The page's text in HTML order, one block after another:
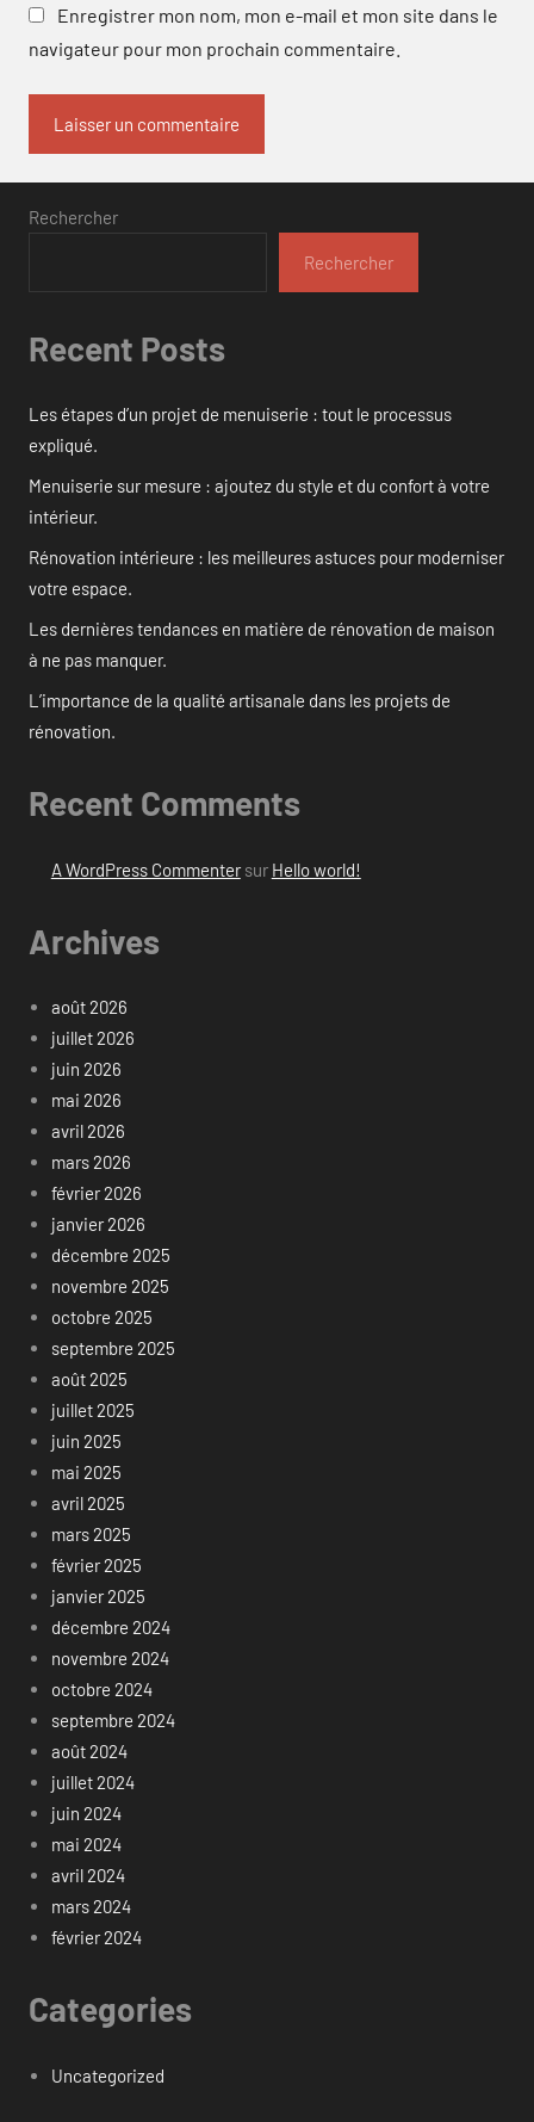
Enregistrer mon nom, mon e-mail et mon site dans le
navigateur pour mon prochain commentaire.
Rechercher
Rechercher
Recent Posts
Les étapes d’un projet de menuiserie : tout le processus
expliqué.
Menuiserie sur mesure : ajoutez du style et du confort à votre
intérieur.
Rénovation intérieure : les meilleures astuces pour moderniser
votre espace.
Les dernières tendances en matière de rénovation de maison
à ne pas manquer.
L’importance de la qualité artisanale dans les projets de
rénovation.
Recent Comments
A WordPress Commentersur Hello world!
Archives
août 2026
juillet 2026
juin 2026
mai 2026
avril 2026
mars 2026
février 2026
janvier 2026
décembre 2025
novembre 2025
octobre 2025
septembre 2025
août 2025
juillet 2025
juin 2025
mai 2025
avril 2025
mars 2025
février 2025
janvier 2025
décembre 2024
novembre 2024
octobre 2024
septembre 2024
août 2024
juillet 2024
juin 2024
mai 2024
avril 2024
mars 2024
février 2024
Categories
Uncategorized